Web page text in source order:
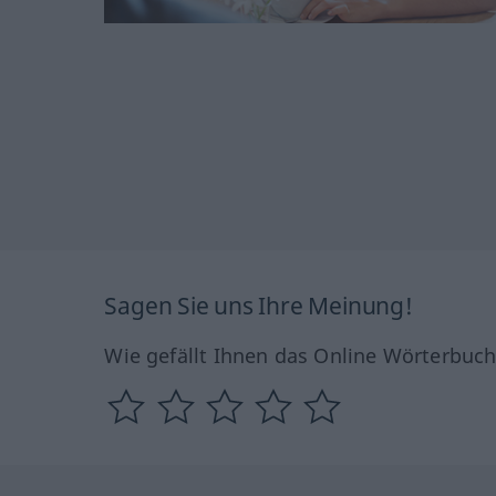
Sagen Sie uns Ihre Meinung!
Wie gefällt Ihnen das Online